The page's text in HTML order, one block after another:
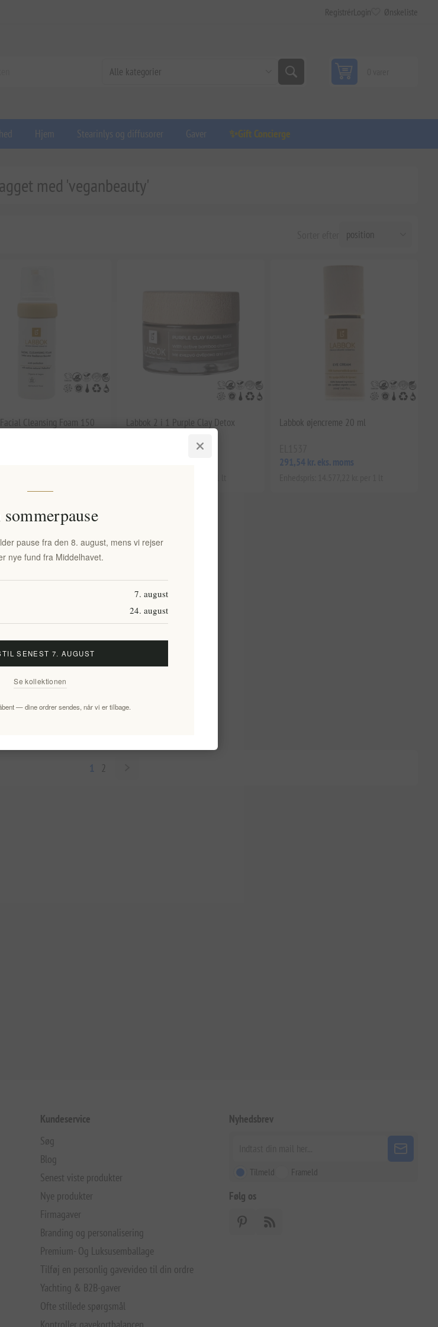
RegistrérLogin Ønskeliste
Hjem Stearinlys og diffusorer Gaver ✨Gift Concierge
med 'veganbeauty'
Cleansing Foam 150
Labbok 2 i 1 Purple Clay Detox
Labbok øjencreme 20 ml
291,54 kr. eks. moms
eks. moms
1 2
Kundeservice
Søg
Blog
Senest viste produkter
Nye produkter
Firmagaver
Branding og personalisering
Premium- Og Luksusemballage
Tilføj en personlig gavevideo til din ordre
Yachting & B2B-gaver
Ofte stillede spørgsmål
Kontroller gavekortbalancen
Nyhedsbrev
Tilmeld Frameld
Følg os
sommerpause
pause fra den 8. august, mens vi rejser
nye fund fra Middelhavet.
7. august
24. august
SENEST 7. AUGUST
Se kollektionen
— dine ordrer sendes, når vi er tilbage.